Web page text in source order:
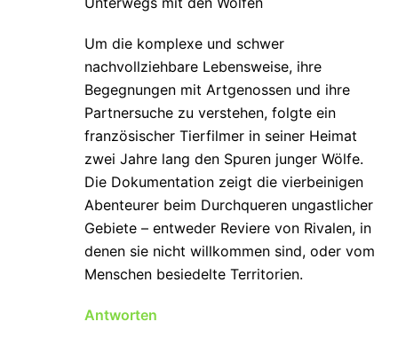
Um die komplexe und schwer
nachvollziehbare Lebensweise, ihre
Begegnungen mit Artgenossen und ihre
Partnersuche zu verstehen, folgte ein
französischer Tierfilmer in seiner Heimat
zwei Jahre lang den Spuren junger Wölfe.
Die Dokumentation zeigt die vierbeinigen
Abenteurer beim Durchqueren ungastlicher
Gebiete – entweder Reviere von Rivalen, in
denen sie nicht willkommen sind, oder vom
Menschen besiedelte Territorien.
Antworten